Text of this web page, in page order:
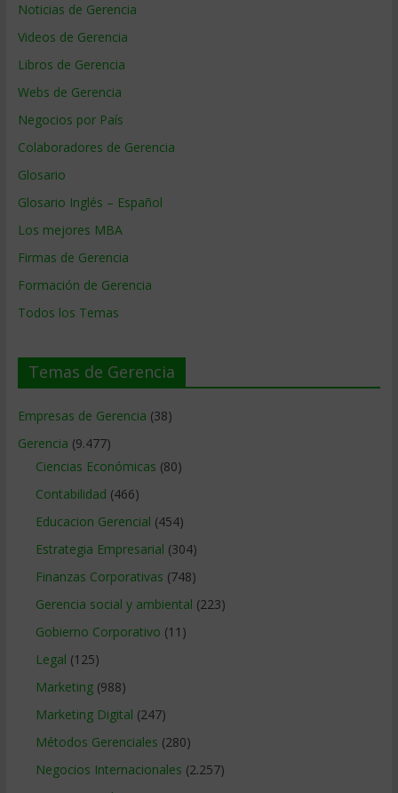
Noticias de Gerencia
Videos de Gerencia
Libros de Gerencia
Webs de Gerencia
Negocios por País
Colaboradores de Gerencia
Glosario
Glosario Inglés – Español
Los mejores MBA
Firmas de Gerencia
Formación de Gerencia
Todos los Temas
Temas de Gerencia
Empresas de Gerencia (38)
Gerencia (9.477)
Ciencias Económicas (80)
Contabilidad (466)
Educacion Gerencial (454)
Estrategia Empresarial (304)
Finanzas Corporativas (748)
Gerencia social y ambiental (223)
Gobierno Corporativo (11)
Legal (125)
Marketing(988)
Marketing Digital (247)
Métodos Gerenciales (280)
Negocios Internacionales (2.257)